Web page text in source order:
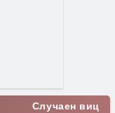
Случаен виц